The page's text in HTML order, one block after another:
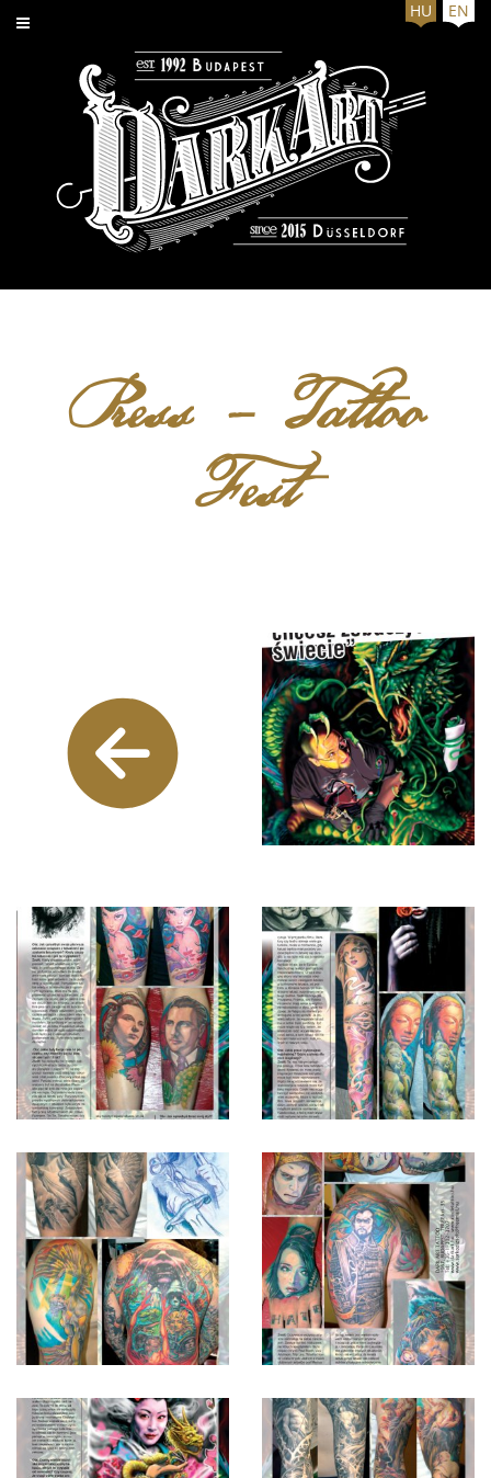
HU EN
Press - Tattoo
Fest